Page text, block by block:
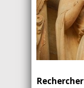
Rechercher